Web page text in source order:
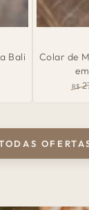
Bali
Colar de
R$